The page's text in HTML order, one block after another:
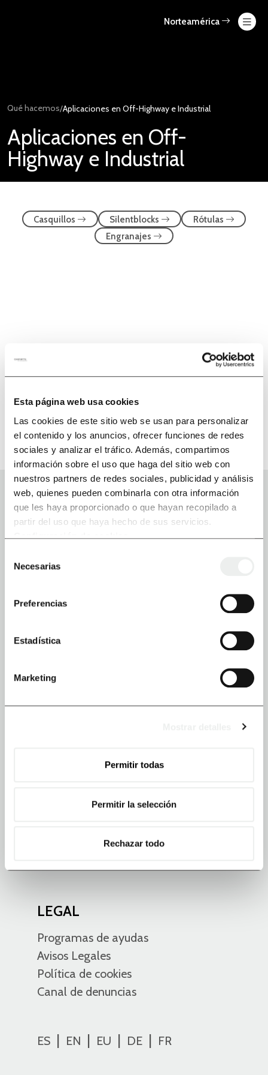
Esta página web usa cookies
Las cookies de este sitio web se usan para personalizar
el contenido y los anuncios, ofrecer funciones de redes
sociales y analizar el tráfico. Además, compartimos
información sobre el uso que haga del sitio web con
nuestros partners de redes sociales, publicidad y análisis
web, quienes pueden combinarla con otra información
que les haya proporcionado o que hayan recopilado a
partir del uso que haya hecho de sus servicios.
Configuración de cookies.
Necesarias
Preferencias
Estadística
Marketing
Permitir todas
Permitir la selección
Rechazar todo
Norteamérica
Qué hacemos/Aplicaciones en Off-Highway e Industrial
Aplicaciones en Off-
Highway e Industrial
Casquillos Silentblocks
Rótulas
Engranajes
Somos Ecenarro
Qué hacemos
Blog
Bergara - Guipuzcoa
Celaya - Guanajuato
LEGAL
Programas de ayudas
Avisos Legales
Política de cookies
Canal de denuncias
ES EN EU DE FR